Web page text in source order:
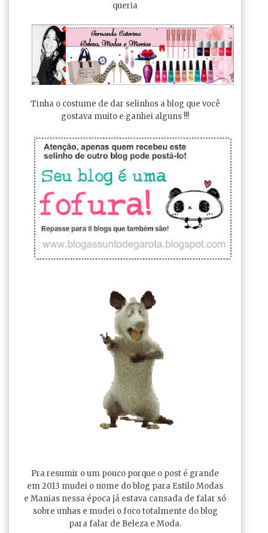
queria
Tinha o costume de dar selinhos a blog que você
gostava muito e ganhei alguns !!!
Pra resumir o um pouco porque o post é grande
em 2013 mudei o nome do blog para Estilo Modas
e Manias nessa época já estava cansada de falar só
sobre unhas e mudei o foco totalmente do blog
para falar de Beleza e Moda.